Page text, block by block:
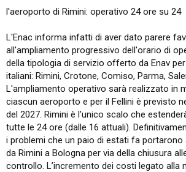
l'aeroporto di Rimini: operativo 24 ore su 24
L'Enac informa infatti di aver dato parere
all'ampliamento progressivo dell'orario di
della tipologia di servizio offerto da Enav
italiani: Rimini, Crotone, Comiso, Parma,
L'ampliamento operativo sarà realizzato in
ciascun aeroporto e per il Fellini è previsto
del 2027. Rimini è l’unico scalo che
tutte le 24 ore (dalle 16 attuali).
i problemi che un paio di estati fa portarono
da Rimini a Bologna per via della chiusura
controllo. L’incremento dei costi legato alla